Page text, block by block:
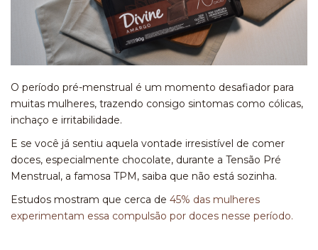
O período pré-menstrual é um momento desafiador para
muitas mulheres, trazendo consigo sintomas como cólicas,
inchaço e irritabilidade.
E se você já sentiu aquela vontade irresistível de comer
doces, especialmente chocolate, durante a Tensão Pré
Menstrual, a famosa TPM, saiba que não está sozinha.
Estudos mostram que cerca de 45% das mulheres
experimentam essa compulsão por doces nesse período.